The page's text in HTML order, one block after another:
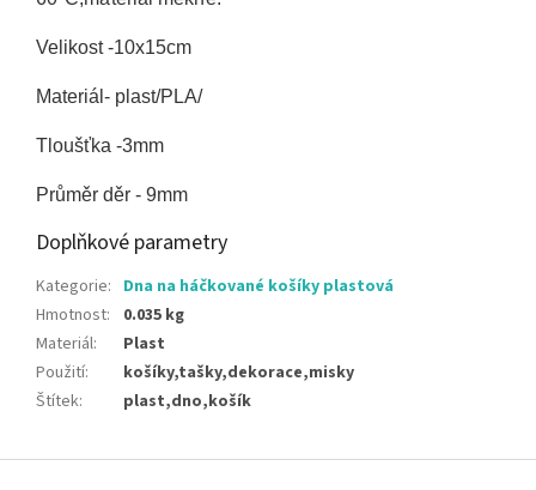
Velikost -10x15cm
Materiál- plast/PLA/
Tloušťka -3mm
Průměr děr - 9mm
Doplňkové parametry
Kategorie: Dna na háčkované košíky plastová
Hmotnost:
0.035 kg
Materiál:
Plast
Použití:
košíky,tašky,dekorace,misky
Štítek: plast,dno,košík
Z